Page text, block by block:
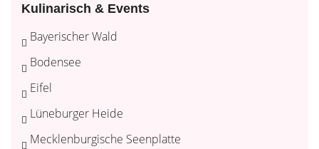
Kulinarisch & Events
Bayerischer Wald
Bodensee
Eifel
Lüneburger Heide
Mecklenburgische Seenplatte